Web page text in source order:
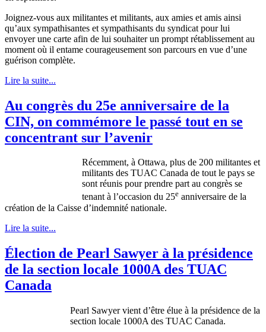
Joignez-vous aux militantes et militants, aux amies et amis ainsi
qu’aux sympathisantes et sympathisants du syndicat pourlui
envoyer une carte afin de lui souhaiterun prompt rétablissement au
moment où il entame courageusement son parcours en vue d’une
guérison complète.
Lire la suite...
Au congrès du 25e anniversaire de la
CIN, on commémore le passé tout en se
concentrant sur l’avenir
Récemment, à Ottawa, plus de 200 militantes et
militants des TUAC Canada de tout le pays se
sont réunis pour prendre part au congrès se
tenant à l’occasion du 25e anniversaire de la
création de la Caisse d’indemnité nationale.
Lire la suite...
Élection de Pearl Sawyer à la présidence
de la section locale 1000A des TUAC
Canada
Pearl Sawyervient d’être élue à la présidence de la
section locale 1000A des TUAC Canada.